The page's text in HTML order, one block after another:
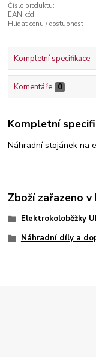
Číslo produktu:
EAN kód:
Hlídat cenu / dostupnost
Kompletní specifikace
Komentáře 0
Kompletní
Náhradní stojánek na
Zboží zařazeno
Elektrokoloběžky
Náhradní díly a